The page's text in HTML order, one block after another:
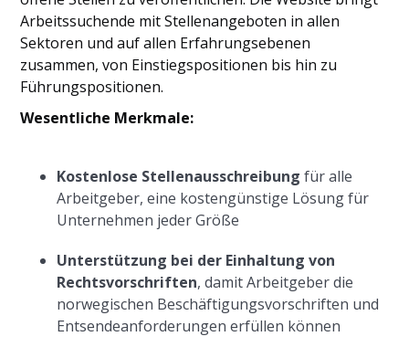
Arbeitssuchende mit Stellenangeboten in allen
Sektoren und auf allen Erfahrungsebenen
zusammen, von Einstiegspositionen bis hin zu
Führungspositionen.
Wesentliche Merkmale:
Kostenlose Stellenausschreibung für alle
Arbeitgeber, eine kostengünstige Lösung für
Unternehmen jeder Größe
Unterstützung bei der Einhaltung von
Rechtsvorschriften, damit Arbeitgeber die
norwegischen Beschäftigungsvorschriften und
Entsendeanforderungen erfüllen können